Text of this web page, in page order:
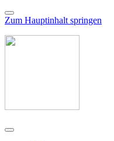
Zum Hauptinhalt springen